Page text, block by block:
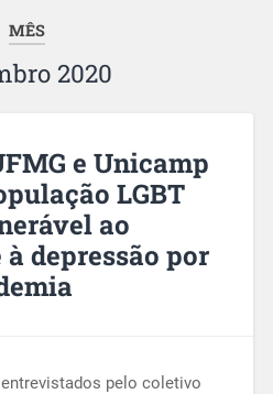
MÊS
2020
e Unicamp
LGBT
ao
depressão por
pelo coletivo